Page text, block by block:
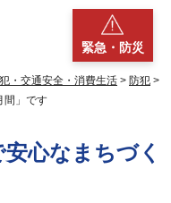
緊急・防災
・交通安全・消費生活 > 防犯 >
間」です
心なまちづく